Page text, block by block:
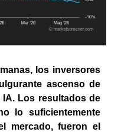
los inversores
ascenso de
Los resultados de
lo suficientemente
mercado, fueron el